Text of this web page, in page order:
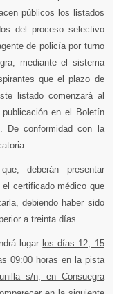
públicos los listados
del proceso selectivo
de policía por turno
mediante el sistema
que el plazo de
listado comenzará al
en el Boletín
De conformidad con la
deberán presentar
certificado médico que
debiendo haber sido
a treinta días.
lugar los días 12, 15
09:00 horas en la pista
s/n, en Consuegra